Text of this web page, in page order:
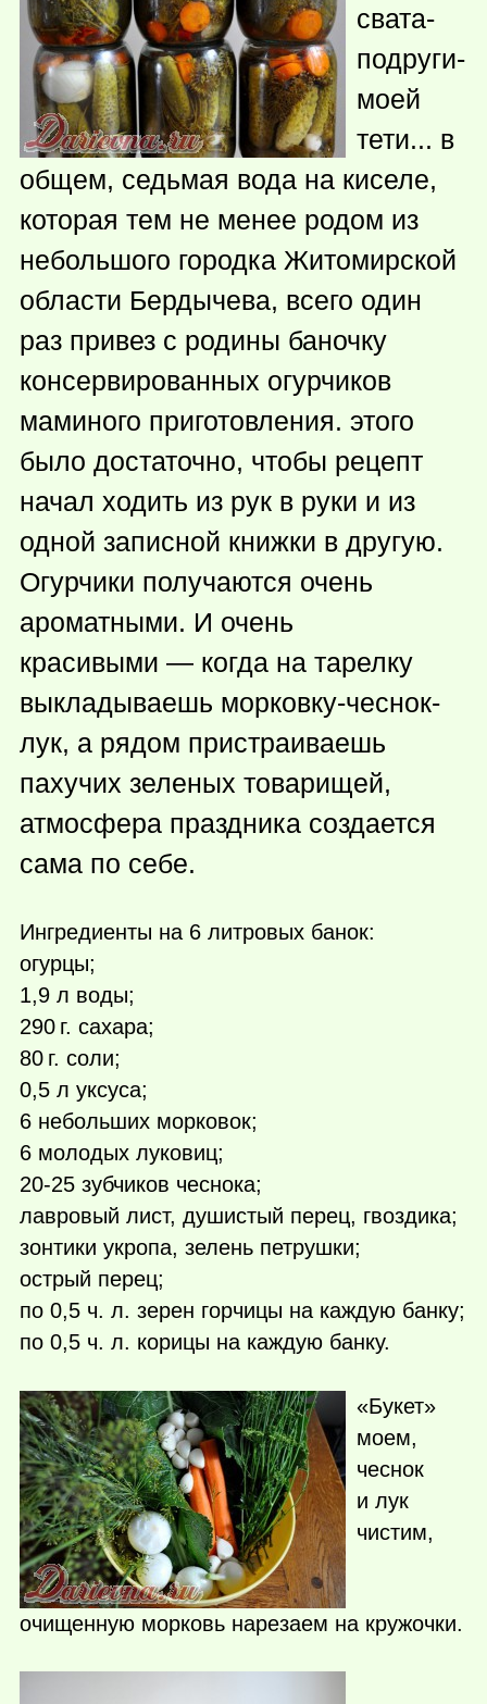
свата-
подруги-
моей
тети... в
общем, седьмая вода на киселе,
которая тем не менее родом из
небольшого городка Житомирской
области Бердычева, всего один
раз привез с родины баночку
консервированных огурчиков
маминого приготовления. этого
было достаточно, чтобы рецепт
начал ходить из рук в руки и из
одной записной книжки в другую.
Огурчики получаются очень
ароматными. И очень
красивыми — когда на тарелку
выкладываешь морковку-чеснок-
лук, а рядом пристраиваешь
пахучих зеленых товарищей,
атмосфера праздника создается
сама по себе.
Ингредиенты на 6 литровых банок:
огурцы;
1,9 л воды;
290 г. сахара;
80 г. соли;
0,5 л уксуса;
6 небольших морковок;
6 молодых луковиц;
20-25 зубчиков чеснока;
лавровый лист, душистый перец, гвоздика;
зонтики укропа, зелень петрушки;
острый перец;
по 0,5 ч. л. зерен горчицы на каждую банку;
по 0,5 ч. л. корицы на каждую банку.
«Букет»
моем,
чеснок
и лук
чистим,
очищенную морковь нарезаем на кружочки.